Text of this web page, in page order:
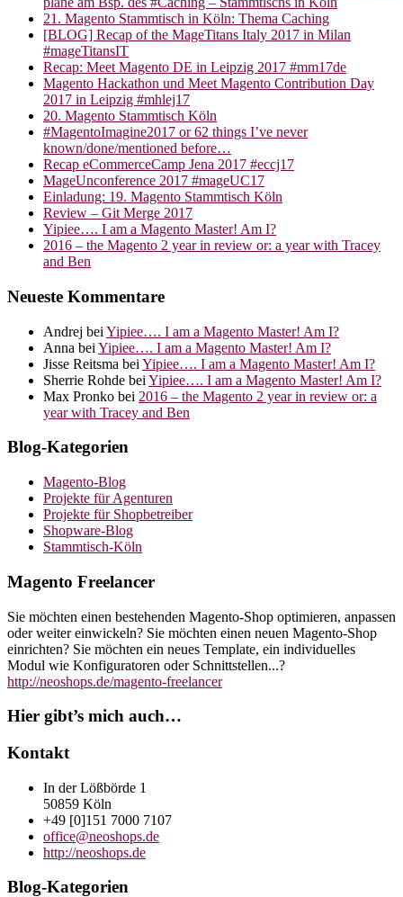
21. Magento Stammtisch in Köln: Thema Caching
[BLOG] Recap of the MageTitans Italy 2017 in Milan
#mageTitansIT
Recap: Meet Magento DE in Leipzig 2017 #mm17de
Magento Hackathon und Meet Magento Contribution Day
2017 in Leipzig #mhlej17
20. Magento Stammtisch Köln
#MagentoImagine2017 or 62 things I’ve never
known/done/mentioned before…
Recap eCommerceCamp Jena 2017 #eccj17
MageUnconference 2017 #mageUC17
Einladung: 19. Magento Stammtisch Köln
Review – Git Merge 2017
Yipiee…. I am a Magento Master! Am I?
2016 – the Magento 2 year in review or: a year with Tracey
and Ben
Neueste Kommentare
Andrej bei Yipiee…. I am a Magento Master! Am I?
Anna bei Yipiee…. I am a Magento Master! Am I?
Jisse Reitsma bei Yipiee…. I am a Magento Master! Am I?
Sherrie Rohde bei Yipiee…. I am a Magento Master! Am I?
Max Pronko bei 2016 – the Magento 2 year in review or: a
year with Tracey and Ben
Blog-Kategorien
Magento-Blog
Projekte für Agenturen
Projekte für Shopbetreiber
Shopware-Blog
Stammtisch-Köln
Magento Freelancer
Sie möchten einen bestehenden Magento-Shop optimieren, anpassen
oder weiter einwickeln? Sie möchten einen neuen Magento-Shop
einrichten? Sie möchten ein neues Template, ein individuelles
Modul wie Konfiguratoren oder Schnittstellen...?
http://neoshops.de/magento-freelancer
Hier gibt’s mich auch…
Kontakt
In der Lößbörde 1
50859 Köln
+49 [0]151 7000 7107
office@neoshops.de
http://neoshops.de
Blog-Kategorien